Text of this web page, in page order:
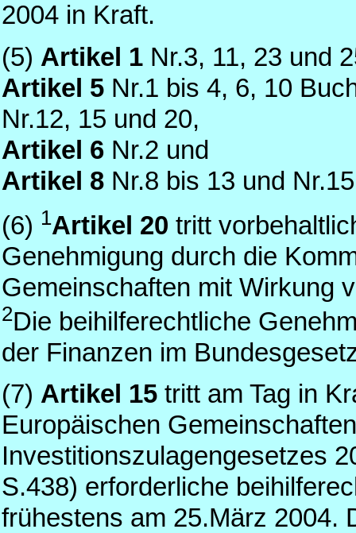
2004 in Kraft.
(5) Artikel 1 Nr.3, 11, 23 und
Artikel 5 Nr.1 bis 4, 6, 10
Nr.12, 15 und 20,
Artikel 6 Nr.2 und
Artikel 8 Nr.8 bis 13 und
(6) 1Artikel 20 tritt
Genehmigung durch die
Gemeinschaften mit Wirkung
2Die beihilferechtliche
der Finanzen im
(7) Artikel 15 tritt am Tag in
Europäischen
Investitionszulagengesetzes
S.438) erforderliche
frühestens am 25.März 2004.